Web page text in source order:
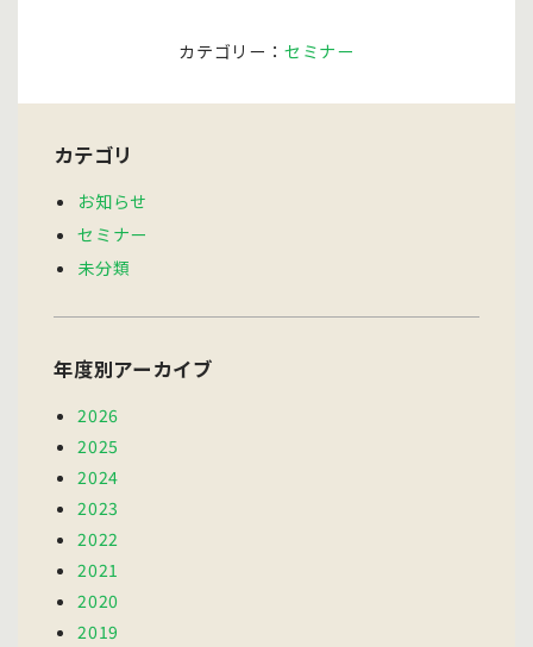
カテゴリー： セミナー
カテゴリ
お知らせ
セミナー
未分類
年度別アーカイブ
2026
2025
2024
2023
2022
2021
2020
2019